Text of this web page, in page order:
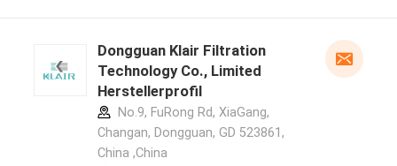
Dongguan Klair Filtration
Technology Co., Limited
Herstellerprofil
No.9, FuRong Rd, XiaGang,
Changan, Dongguan, GD 523861,
China ,China